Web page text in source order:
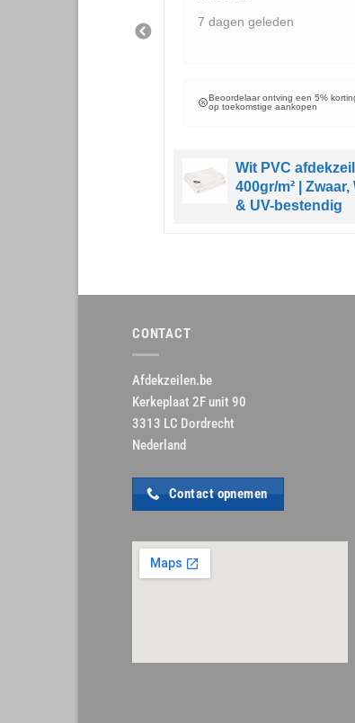
7 dagen geleden
Beoordelaar ontving een 5%
op toekomstige aankopen
Wit PVC
400gr/m² |
& UV-bestendig
CONTACT
Afdekzeilen.be
Kerkeplaat 2F unit 90
3313 LC Dordrecht
Nederland
Contact opnemen